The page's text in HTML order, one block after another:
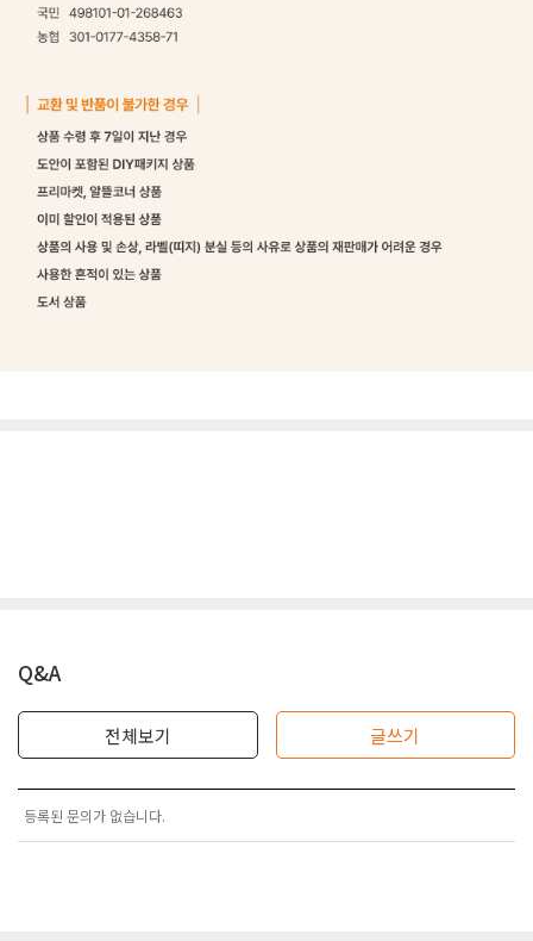
Q&A
전체보기 글쓰기
등록된 문의가 없습니다.